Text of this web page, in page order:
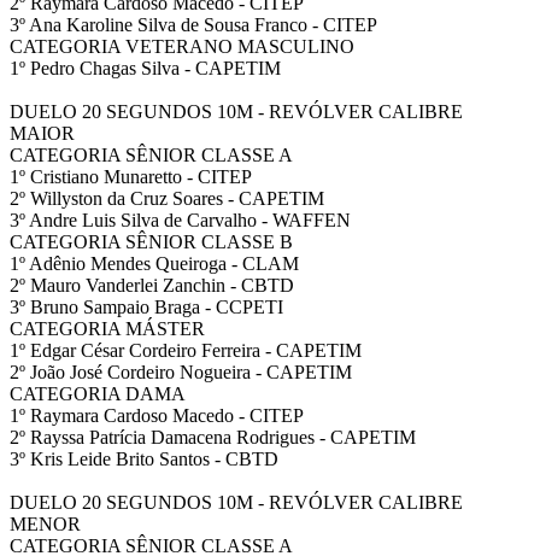
3º Ana Karoline Silva de Sousa Franco - CITEP
CATEGORIA VETERANO MASCULINO
1º Pedro Chagas Silva - CAPETIM
DUELO 20 SEGUNDOS 10M - REVÓLVER CALIBRE
MAIOR
CATEGORIA SÊNIOR CLASSE A
1º Cristiano Munaretto - CITEP
2º Willyston da Cruz Soares - CAPETIM
3º Andre Luis Silva de Carvalho - WAFFEN
CATEGORIA SÊNIOR CLASSE B
1º Adênio Mendes Queiroga - CLAM
2º Mauro Vanderlei Zanchin - CBTD
3º Bruno Sampaio Braga - CCPETI
CATEGORIA MÁSTER
1º Edgar César Cordeiro Ferreira - CAPETIM
2º João José Cordeiro Nogueira - CAPETIM
CATEGORIA DAMA
1º Raymara Cardoso Macedo - CITEP
2º Rayssa Patrícia Damacena Rodrigues - CAPETIM
3º Kris Leide Brito Santos - CBTD
DUELO 20 SEGUNDOS 10M - REVÓLVER CALIBRE
MENOR
CATEGORIA SÊNIOR CLASSE A